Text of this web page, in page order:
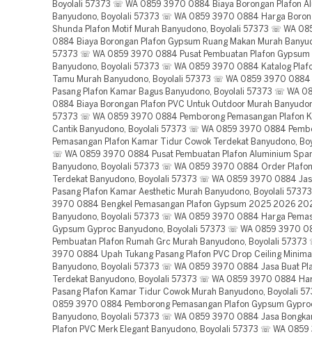
Boyolali 57373 ☏ WA 0859 3970 0884 Biaya Borongan Plafon
Banyudono, Boyolali 57373 ☏ WA 0859 3970 0884 Harga
Shunda Plafon Motif Murah Banyudono, Boyolali 57373 ☏ WA
0884 Biaya Borongan Plafon Gypsum Ruang Makan Murah
57373 ☏ WA 0859 3970 0884 Pusat Pembuatan Plafon Gypsum
Banyudono, Boyolali 57373 ☏ WA 0859 3970 0884 Katalog
Tamu Murah Banyudono, Boyolali 57373 ☏ WA 0859 3970 0884
Pasang Plafon Kamar Bagus Banyudono, Boyolali 57373 ☏ WA
0884 Biaya Borongan Plafon PVC Untuk Outdoor Murah
57373 ☏ WA 0859 3970 0884 Pemborong Pemasangan Plafon
Cantik Banyudono, Boyolali 57373 ☏ WA 0859 3970 0884
Pemasangan Plafon Kamar Tidur Cowok Terdekat Banyudono,
☏ WA 0859 3970 0884 Pusat Pembuatan Plafon Aluminium
Banyudono, Boyolali 57373 ☏ WA 0859 3970 0884 Order
Terdekat Banyudono, Boyolali 57373 ☏ WA 0859 3970 0884
Pasang Plafon Kamar Aesthetic Murah Banyudono, Boyolali
3970 0884 Bengkel Pemasangan Plafon Gypsum 2025 2026
Banyudono, Boyolali 57373 ☏ WA 0859 3970 0884 Harga
Gypsum Gyproc Banyudono, Boyolali 57373 ☏ WA 0859 3970
Pembuatan Plafon Rumah Grc Murah Banyudono, Boyolali
3970 0884 Upah Tukang Pasang Plafon PVC Drop Ceiling
Banyudono, Boyolali 57373 ☏ WA 0859 3970 0884 Jasa Buat
Terdekat Banyudono, Boyolali 57373 ☏ WA 0859 3970 0884
Pasang Plafon Kamar Tidur Cowok Murah Banyudono, Boyolali
0859 3970 0884 Pemborong Pemasangan Plafon Gypsum
Banyudono, Boyolali 57373 ☏ WA 0859 3970 0884 Jasa
Plafon PVC Merk Elegant Banyudono, Boyolali 57373 ☏ WA